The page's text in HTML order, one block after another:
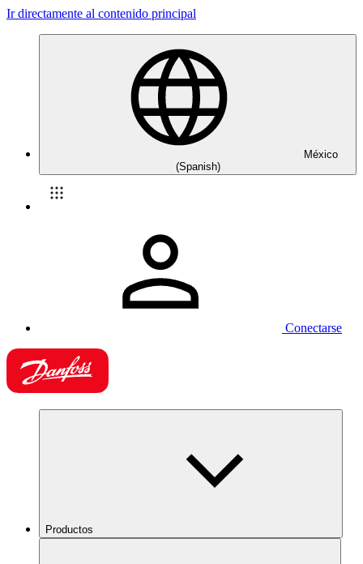
Ir directamente al contenido principal
México
(Spanish)
Conectarse
Productos